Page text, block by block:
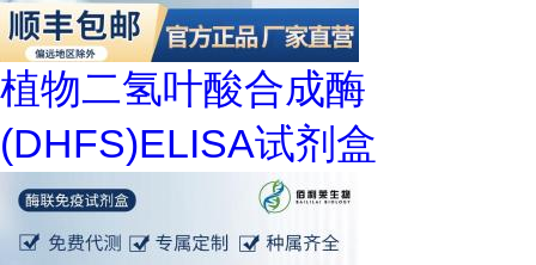
植物二氢叶酸合成酶
(DHFS)ELISA试剂盒